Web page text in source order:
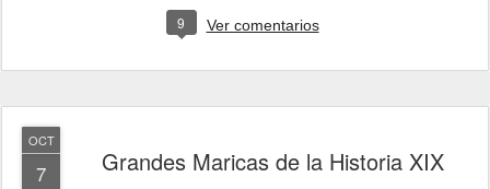
9 Ver comentarios
OCT
7 Grandes Maricas de la Historia XIX